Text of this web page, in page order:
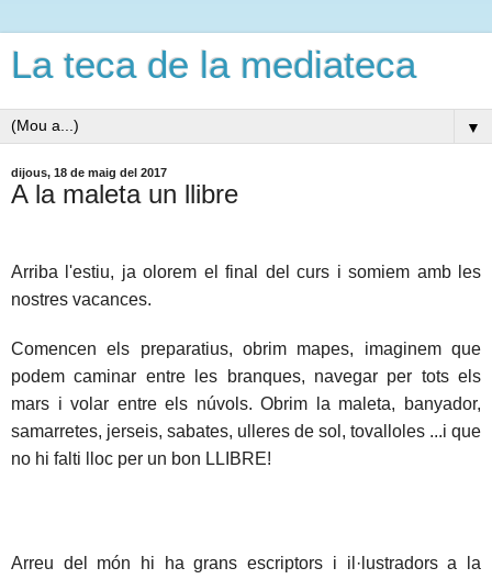
La teca de la mediateca
▼
dijous, 18 de maig del 2017
A la maleta un llibre
Arriba l'estiu, ja olorem el final del curs isomiem amb les
nostres vacances.
Comencen els preparatius, obrim mapes, imaginem que
podem caminar entre les branques, navegar per tots els
mars i volar entreels núvols. Obrim la maleta, banyador,
samarretes, jerseis, sabates, ulleres de sol, tovalloles ...i que
no hi falti lloc per un bon LLIBRE!
Arreu del món hi ha grans escriptors i il·lustradors a la